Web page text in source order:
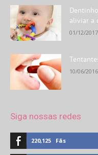
aliviar a
01/12/2017
10/06/2016
Siga nossas redes
220,125 Fãs